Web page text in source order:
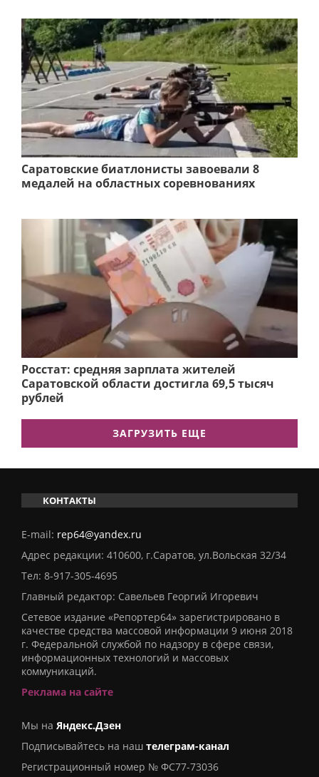
Саратовские биатлонисты завоевали 8
медалей на областных соревнованиях
Росстат: средняя зарплата жителей
Саратовской области достигла 69,5 тысяч
рублей
ЗАГРУЗИТЬ ЕЩЕ
КОНТАКТЫ
E-mail: rep64@yandex.ru
Адрес редакции: 410600, г.Саратов, ул.Вольская 32/34
Тел: 8-917-305-4695
Главный редактор: Савельев Георгий Игоревич
Сетевое издание «Репортер64» зарегистрировано в
качестве средства массовой информации 9 июня 2018
г. Федеральной службой по надзору в сфере связи,
информационных технологий и массовых
коммуникаций.
Реклама на сайте
Мы на Яндекс.Дзен
Подписывайтесь на наш телеграм-канал
Регистрационный номер № ФС77-73036